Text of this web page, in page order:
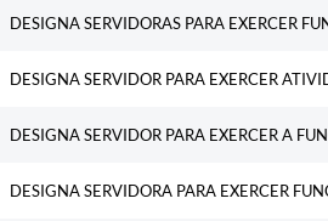
DESIGNA SERVIDORAS PARA EXERCER
DESIGNA SERVIDOR PARA EXERCER
DESIGNA SERVIDOR PARA EXERCER A
DESIGNA SERVIDORA PARA EXERCER